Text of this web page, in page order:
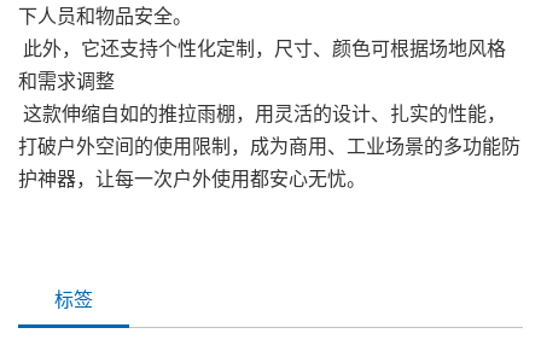
下人员和物品安全。
此外，它还支持个性化定制，尺寸、颜色可根据场地风格
和需求调整
这款伸缩自如的推拉雨棚，用灵活的设计、扎实的性能，
打破户外空间的使用限制，成为商用、工业场景的多功能防
护神器，让每一次户外使用都安心无忧。
标签